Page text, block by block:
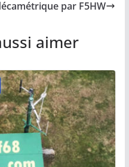
par F5HW
aimer